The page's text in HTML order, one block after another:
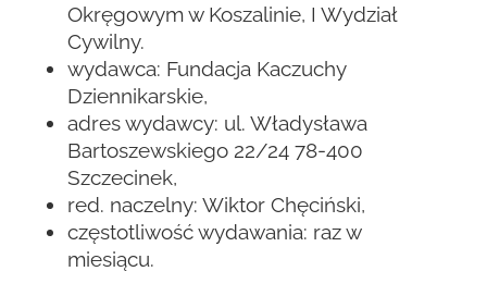
Okręgowym w Koszalinie, I Wydział
Cywilny.
wydawca: Fundacja Kaczuchy
Dziennikarskie,
adres wydawcy: ul. Władysława
Bartoszewskiego 22/24 78-400
Szczecinek,
red. naczelny: Wiktor Chęciński,
częstotliwość wydawania: raz w
miesiącu.